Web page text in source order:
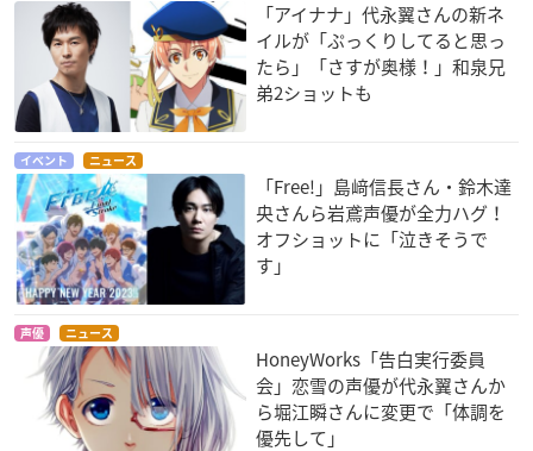
「アイナナ」代永翼さんの新ネ
イルが「ぷっくりしてると思っ
たら」「さすが奥様！」和泉兄
弟2ショットも
イベント ニュース
「Free!」島﨑信長さん・鈴木達
央さんら岩鳶声優が全力ハグ！
オフショットに「泣きそうで
す」
声優 ニュース
HoneyWorks「告白実行委員
会」恋雪の声優が代永翼さんか
ら堀江瞬さんに変更で「体調を
優先して」